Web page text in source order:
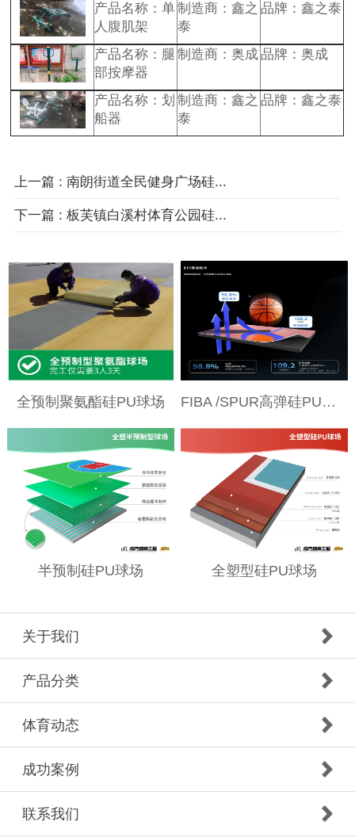
产品名称：单
人腹肌架
制造商：鑫之
泰
品牌：鑫之泰
产品名称：腿
部按摩器
制造商：奥成 品牌：奥成
产品名称：划
船器
制造商：鑫之
泰
品牌：鑫之泰
上一篇 : 南朗街道全民健身广场硅...
下一篇 : 板芙镇白溪村体育公园硅...
全预制聚氨酯硅PU球场 FIBA /SPUR高弹硅PU球场
半预制硅PU球场 全塑型硅PU球场
关于我们
产品分类
体育动态
成功案例
联系我们